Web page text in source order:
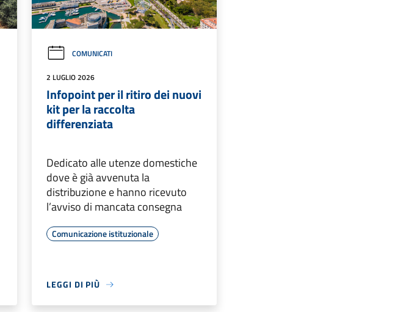
COMUNICATI
2 LUGLIO 2026
Infopoint per il ritiro dei nuovi
kit per la raccolta
differenziata
Dedicato alle utenze domestiche
dove è già avvenuta la
distribuzione e hanno ricevuto
l’avviso di mancata consegna
Comunicazione istituzionale
LEGGI DI PIÙ